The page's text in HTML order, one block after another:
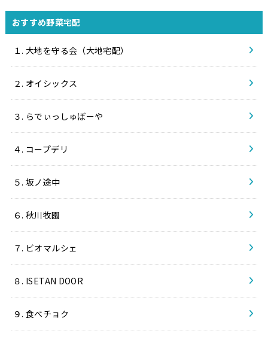
おすすめ野菜宅配
１. 大地を守る会（大地宅配）
２. オイシックス
３. らでぃっしゅぼーや
４. コープデリ
５. 坂ノ途中
６. 秋川牧園
７. ビオマルシェ
８. ISETAN DOOR
９. 食べチョク